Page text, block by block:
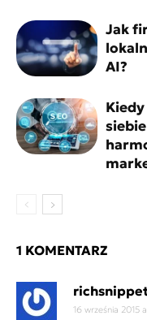
Jak
AI?
1 KOMENTARZ
16 września 2015